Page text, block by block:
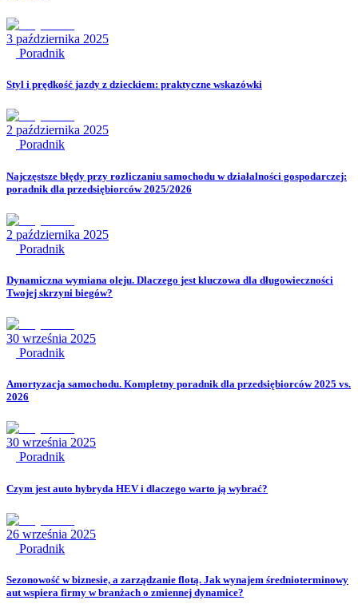
3 października 2025
Poradnik
Styl i prędkość jazdy z dzieckiem: praktyczne wskazówki
2 października 2025
Poradnik
Najczęstsze błędy przy rozliczaniu samochodu w działalności gospodarczej:
poradnik dla przedsiębiorców 2025/2026
2 października 2025
Poradnik
Dynamiczna wymiana oleju. Dlaczego jest kluczowa dla długowieczności
Twojej skrzyni biegów?
30 września 2025
Poradnik
Amortyzacja samochodu. Kompletny poradnik dla przedsiębiorców 2025 vs.
2026
30 września 2025
Poradnik
Czym jest auto hybryda HEV i dlaczego warto ją wybrać?
26 września 2025
Poradnik
Sezonowość w biznesie, a zarządzanie flotą. Jak wynajem średnioterminowy
aut wspiera firmy w branżach o zmiennej dynamice?